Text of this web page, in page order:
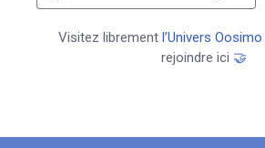
Visitez librement l’Univers Oosimo
rejoindre ici 🤝